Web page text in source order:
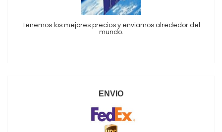
Tenemos los mejores precios y enviamos alrededor del
mundo.
ENVIO